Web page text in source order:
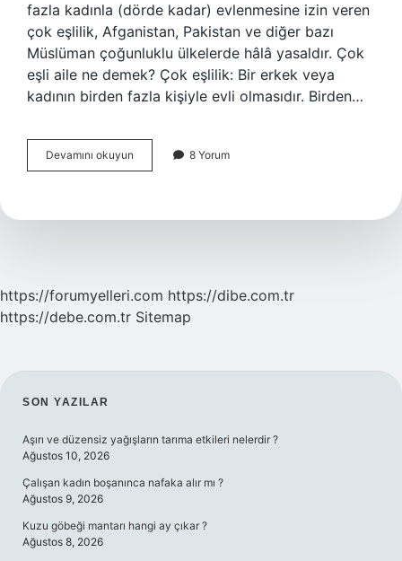
fazla kadınla (dörde kadar) evlenmesine izin veren
çok eşlilik, Afganistan, Pakistan ve diğer bazı
Müslüman çoğunluklu ülkelerde hâlâ yasaldır. Çok
eşli aile ne demek? Çok eşlilik: Bir erkek veya
kadının birden fazla kişiyle evli olmasıdır. Birden…
Devamını okuyun
Eşli
Demek
8 Yorum
https://forumyelleri.com https://dibe.com.tr
https://debe.com.tr Sitemap
SIDEBAR
SON YAZILAR
Aşırı ve düzensiz yağışların tarıma etkileri nelerdir ?
Ağustos 10, 2026
Çalışan kadın boşanınca nafaka alır mı ?
Ağustos 9, 2026
Kuzu göbeği mantarı hangi ay çıkar ?
Ağustos 8, 2026